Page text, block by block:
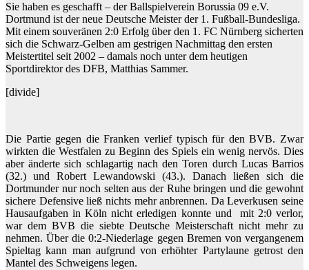
Sie haben es geschafft – der Ballspielverein Borussia 09 e.V.
Dortmund ist der neue Deutsche Meister der 1. Fußball-Bundesliga.
Mit einem souveränen 2:0 Erfolg über den 1. FC Nürnberg sicherten
sich die Schwarz-Gelben am gestrigen Nachmittag den ersten
Meistertitel seit 2002 – damals noch unter dem heutigen
Sportdirektor des DFB, Matthias Sammer.
[divide]
Die Partie gegen die Franken verlief typisch für den BVB. Zwar
wirkten die Westfalen zu Beginn des Spiels ein wenig nervös. Dies
aber änderte sich schlagartig nach den Toren durch Lucas Barrios
(32.) und Robert Lewandowski (43.). Danach ließen sich die
Dortmunder nur noch selten aus der Ruhe bringen und die gewohnt
sichere Defensive ließ nichts mehr anbrennen. Da Leverkusen seine
Hausaufgaben in Köln nicht erledigen konnte und mit 2:0 verlor,
war dem BVB die siebte Deutsche Meisterschaft nicht mehr zu
nehmen. Über die 0:2-Niederlage gegen Bremen von vergangenem
Spieltag kann man aufgrund von erhöhter Partylaune getrost den
Mantel des Schweigens legen.